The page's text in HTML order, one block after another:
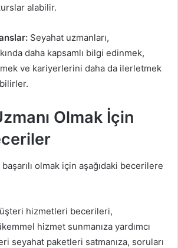
alabilir.
Seyahat uzmanları,
daha kapsamlı bilgi edinmek,
ve kariyerlerini daha da ilerletmek
Olmak İçin
olmak için aşağıdaki becerilere
hizmetleri becerileri,
hizmet sunmanıza yardımcı
seyahat paketleri satmanıza, soruları